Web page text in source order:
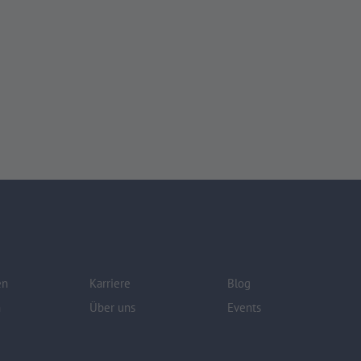
Karriere
Über uns
Blog
Events